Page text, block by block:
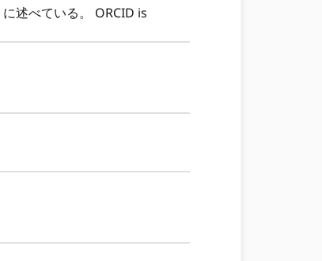
述べている。 ORCID is